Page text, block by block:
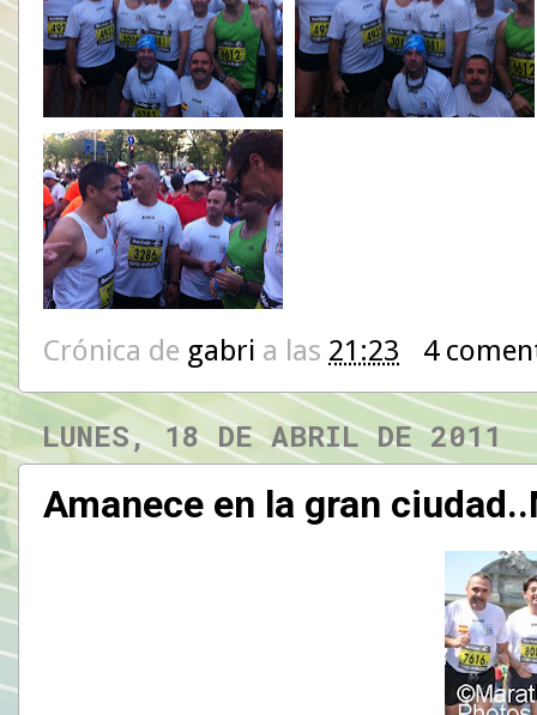
Crónica de gabri a las 21:23 4
LUNES, 18 DE ABRIL DE 2011
Amanece en la gran